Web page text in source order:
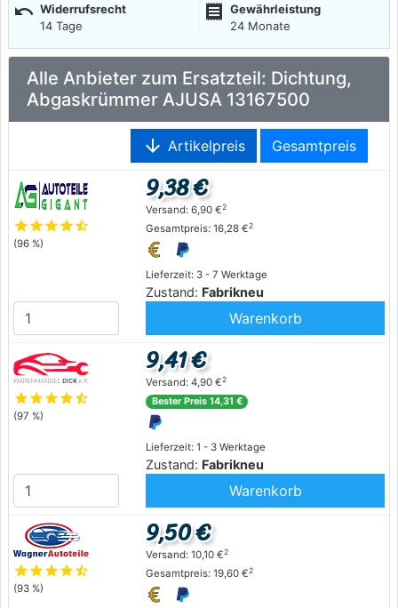
undo Widerrufsrecht
14 Tage
receipt
Gewährleistung
24 Monate
Alle Anbieter zum Ersatzteil: Dichtung,
Abgaskrümmer AJUSA 13167500
arrow_downward Artikelpreis Gesamtpreis
starstarstarstarstar_half
(96 %)
Lieferzeit: 3 - 7 Werktage
Zustand: Fabrikneu
9,38 €
Versand: 6,90 €2
Gesamtpreis: 16,28 €2
Warenkorb
starstarstarstarstar_half
(97 %)
Lieferzeit: 1 - 3 Werktage
Zustand: Fabrikneu
9,41 €
Versand: 4,90 €2
Bester Preis 14,31 €
Warenkorb
starstarstarstarstar_half
(93 %)
9,50 €
Versand: 10,10 €2
Gesamtpreis: 19,60 €2